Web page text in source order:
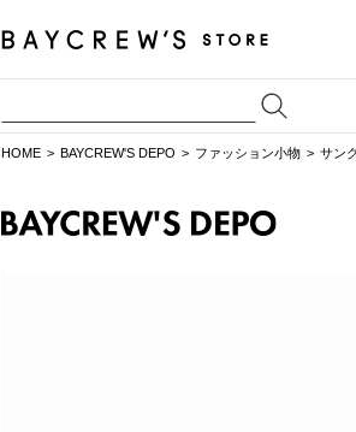
HOME BAYCREW'S DEPO ファッション小物 サン